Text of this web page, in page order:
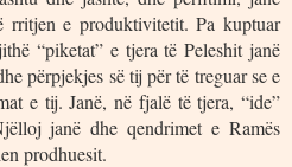
rritjen e produktivitetit. Pa kuptuar
“piketat” e tjera të Peleshit janë
përpjekjes së tij për të treguar se e
e tij. Janë, në fjalë të tjera, “ide”
janë dhe qendrimet e Ramës
prodhuesit.